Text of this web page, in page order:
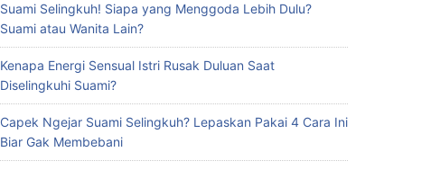
Suami Selingkuh! Siapa yang Menggoda Lebih Dulu?
Suami atau Wanita Lain?
Kenapa Energi Sensual Istri Rusak Duluan Saat
Diselingkuhi Suami?
Capek Ngejar Suami Selingkuh? Lepaskan Pakai 4 Cara Ini
Biar Gak Membebani